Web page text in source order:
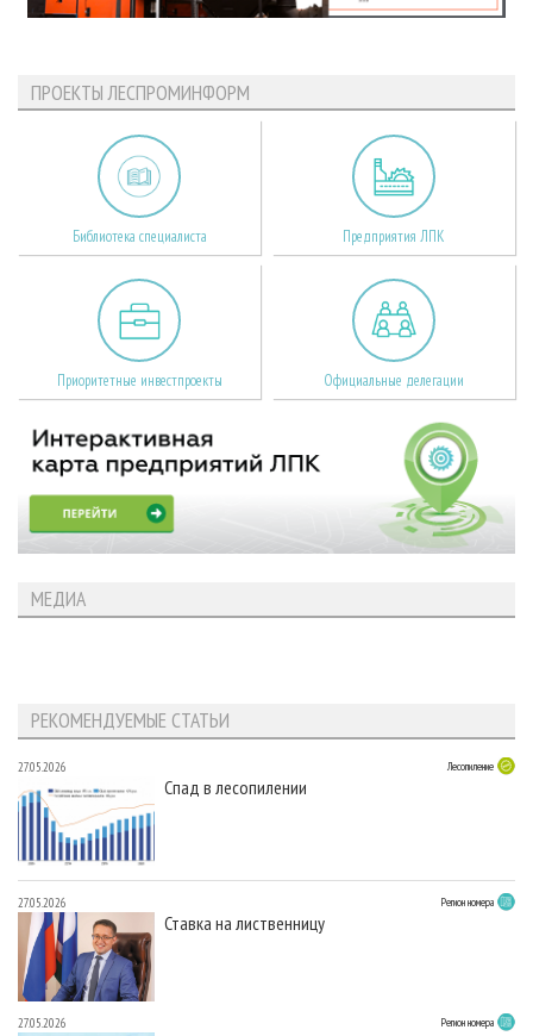
ПРОЕКТЫ ЛЕСПРОМИНФОРМ
Библиотека специалиста Предприятия ЛПК
Приоритетные инвестпроекты Официальные делегации
МЕДИА
РЕКОМЕНДУЕМЫЕ СТАТЬИ
27.05.2026 Лесопиление
Спад в лесопилении
27.05.2026 Регион номера
Ставка на лиственницу
27.05.2026 Регион номера